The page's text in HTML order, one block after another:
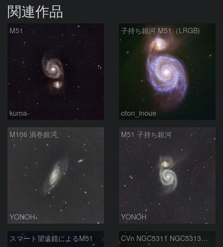
関連作品
M51
kuma-
子持ち銀河 M51（LRGB)
oton_inoue
M106 渦巻銀河
YONOH
M51 子持ち銀河
YONOH
スマート望遠鏡によるM51 CVn NGC5311 NGC5313付近